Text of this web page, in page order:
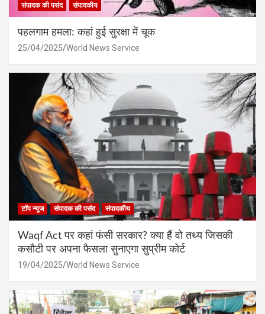
संपादक की पसंद संपादकीय
पहलगाम हमला: कहां हुई सुरक्षा में चूक
25/04/2025 World News Service
टॉप न्यूज संपादक की पसंद संपादकीय
Waqf Act पर कहां फंसी सरकार? क्या हैं वो तथ्य जिसकी
कसौटी पर अपना फैसला सुनाएगा सुप्रीम कोर्ट
19/04/2025 World News Service